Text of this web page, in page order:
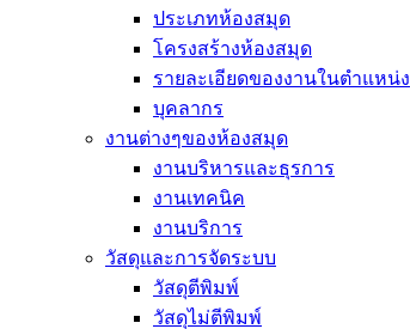
ประเภทห้องสมุด
โครงสร้างห้องสมุด
รายละเอียดของงานในตำแหน่ง
บุคลากร
งานต่างๆของห้องสมุด
งานบริหารและธุรการ
งานเทคนิค
งานบริการ
วัสดุและการจัดระบบ
วัสดุตีพิมพ์
วัสดุไม่ตีพิมพ์